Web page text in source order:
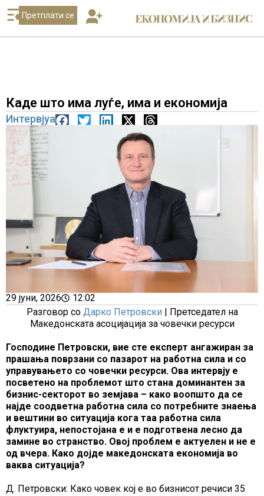
Претплати се
Каде што има луѓе, има и економија
Интервјуа
29 јуни, 2026
12:02
Разговор со Дарко Петровски | Претседател на
Македонската асоцијација за човечки ресурси
Господине Петровски, вие сте експерт ангажиран за
прашања поврзани со пазарот на работна сила и со
управувањето со човечки ресурси. Ова интервју е
посветено на проблемот што стана доминантен за
бизнис-секторот во земјава – како воопшто да се
најде соодветна работна сила со потребните знаења
и вештини во ситуација кога таа работна сила
флуктуира, непостојана е и е подготвена лесно да
замине во странство. Овој проблем е актуелен и не е
од вчера. Како дојде македонската економија во
ваква ситуација?
Д. Петровски: Како човек кој е во бизнисот речиси 35